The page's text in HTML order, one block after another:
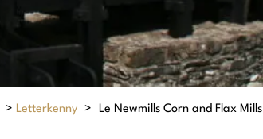
> Letterkenny > Le Newmills Corn and Flax Mills